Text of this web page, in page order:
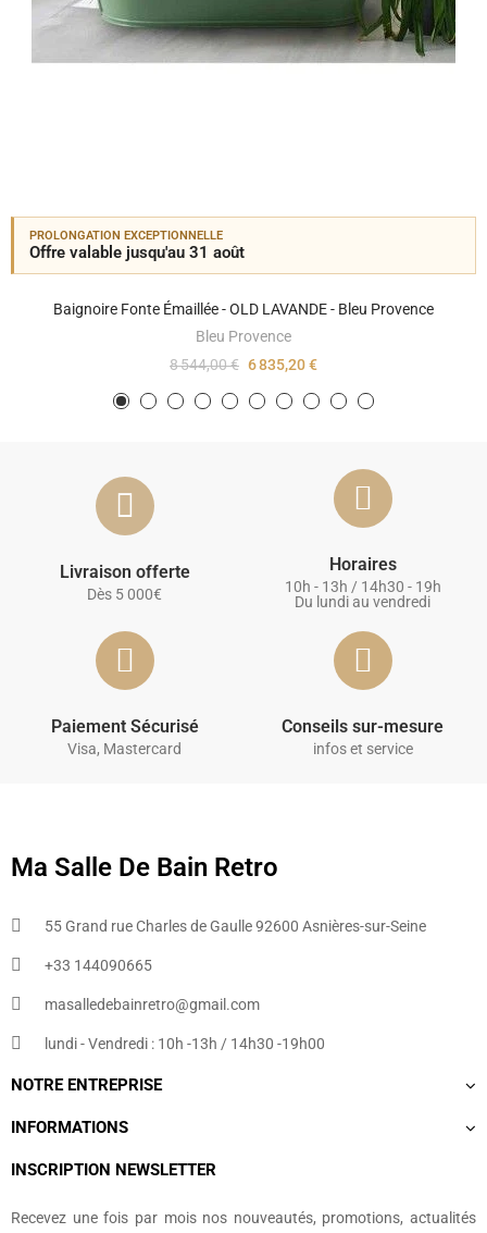
PROLONGATION EXCEPTIONNELLE
Offre valable jusqu'au 31 août
Baignoire Fonte Émaillée - OLD LAVANDE - Bleu Provence
Bleu Provence
8 544,00 € 6 835,20 €
Livraison offerte
Dès 5 000€
Horaires
10h - 13h / 14h30 - 19h
Du lundi au vendredi
Paiement Sécurisé
Visa, Mastercard
Conseils sur-mesure
infos et service
Ma Salle De Bain Retro
55 Grand rue Charles de Gaulle 92600 Asnières-sur-Seine
+33 144090665​
masalledebainretro@gmail.com
lundi - Vendredi : 10h -13h / 14h30 -19h00
NOTRE ENTREPRISE
INFORMATIONS
INSCRIPTION NEWSLETTER
Recevez une fois par mois nos nouveautés, promotions, actualités